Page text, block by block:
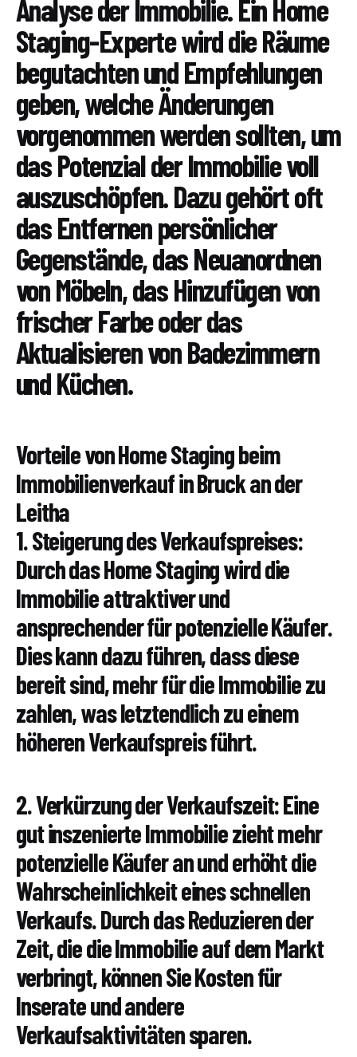
Analyse der Immobilie. Ein Home
Staging-Experte wird die Räume
begutachten und Empfehlungen
geben, welche Änderungen
vorgenommen werden sollten, um
das Potenzial der Immobilie voll
auszuschöpfen. Dazu gehört oft
das Entfernen persönlicher
Gegenstände, das Neuanordnen
von Möbeln, das Hinzufügen von
frischer Farbe oder das
Aktualisieren von Badezimmern
und Küchen.
Vorteile von Home Staging beim
Immobilienverkauf in Bruck an der
Leitha
1. Steigerung des Verkaufspreises:
Durch das Home Staging wird die
Immobilie attraktiver und
ansprechender für potenzielle Käufer.
Dies kann dazu führen, dass diese
bereit sind, mehr für die Immobilie zu
zahlen, was letztendlich zu einem
höheren Verkaufspreis führt.
2. Verkürzung der Verkaufszeit: Eine
gut inszenierte Immobilie zieht mehr
potenzielle Käufer an und erhöht die
Wahrscheinlichkeit eines schnellen
Verkaufs. Durch das Reduzieren der
Zeit, die die Immobilie auf dem Markt
verbringt, können Sie Kosten für
Inserate und andere
Verkaufsaktivitäten sparen.